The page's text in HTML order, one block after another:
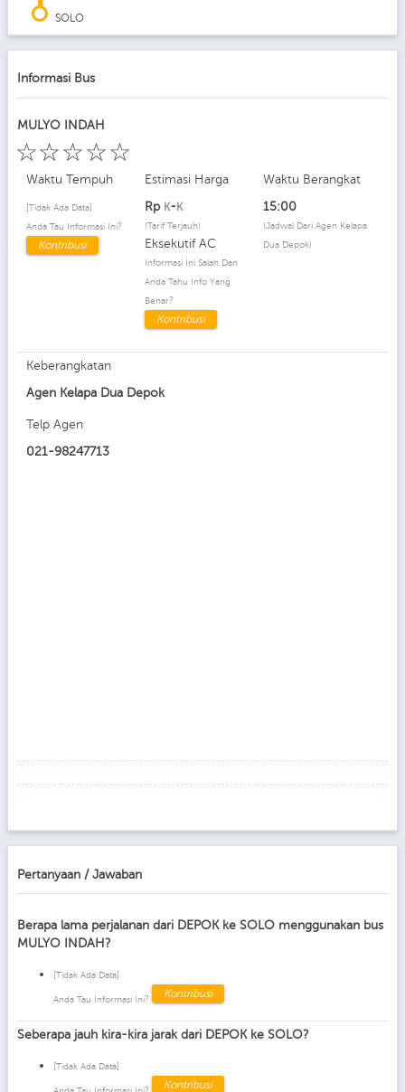
SOLO
Informasi Bus
MULYO INDAH
☆
☆
☆
☆
☆
Waktu Tempuh
[Tidak Ada Data]
Anda Tau Informasi Ini?
Kontribusi
Estimasi Harga
Rp K- K
(Tarif Terjauh)
Eksekutif AC
Informasi Ini Salah Dan
Anda Tahu Info Yang
Benar?
Kontribusi
Waktu Berangkat
15:00
(Jadwal Dari Agen Kelapa
Dua Depok)
Keberangkatan
Agen Kelapa Dua Depok
Telp Agen
021-98247713
Pertanyaan / Jawaban
Berapa lama perjalanan dari DEPOK ke SOLO menggunakan bus
MULYO INDAH?
[Tidak Ada Data]
Anda Tau Informasi Ini? Kontribusi
Seberapa jauh kira-kira jarak dari DEPOK ke SOLO?
[Tidak Ada Data]
Kontribusi